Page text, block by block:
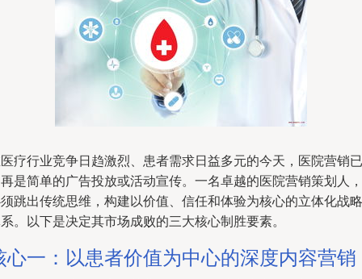
疗行业竞争日趋激烈、患者需求日益多元的今天，医院营销已
是简单的广告投放或活动宣传。一名卓越的医院营销策划人，
跳出传统思维，构建以价值、信任和体验为核心的立体化战略
。以下是决定其市场成败的三大核心制胜要素。
心一：以患者价值为中心的深度内容营销